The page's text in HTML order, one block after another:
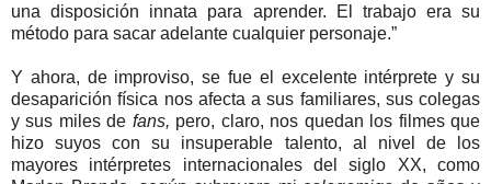
una disposición innata para aprender. El trabajo era su
método para sacar adelante cualquier personaje.”
Y ahora, de improviso, se fue el excelente intérprete y su
desaparición física nos afecta a sus familiares, sus colegas
y sus miles de fans, pero, claro, nos quedan los filmes que
hizo suyos con su insuperable talento, al nivel de los
mayores intérpretes internacionales del siglo XX, como